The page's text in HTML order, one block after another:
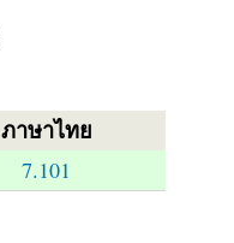
ภาษาไทย
7.101